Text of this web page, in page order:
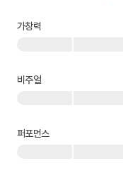
가창력
비주얼
퍼포먼스